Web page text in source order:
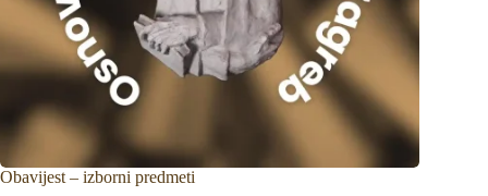
Obavijest – izborni predmeti